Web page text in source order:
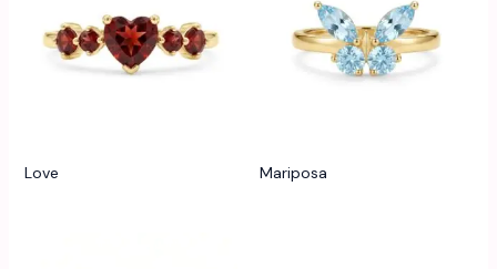
Love Mariposa